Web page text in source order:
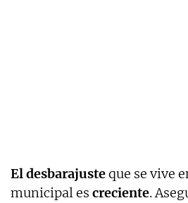
El desbarajusteque se vive
municipal es creciente.